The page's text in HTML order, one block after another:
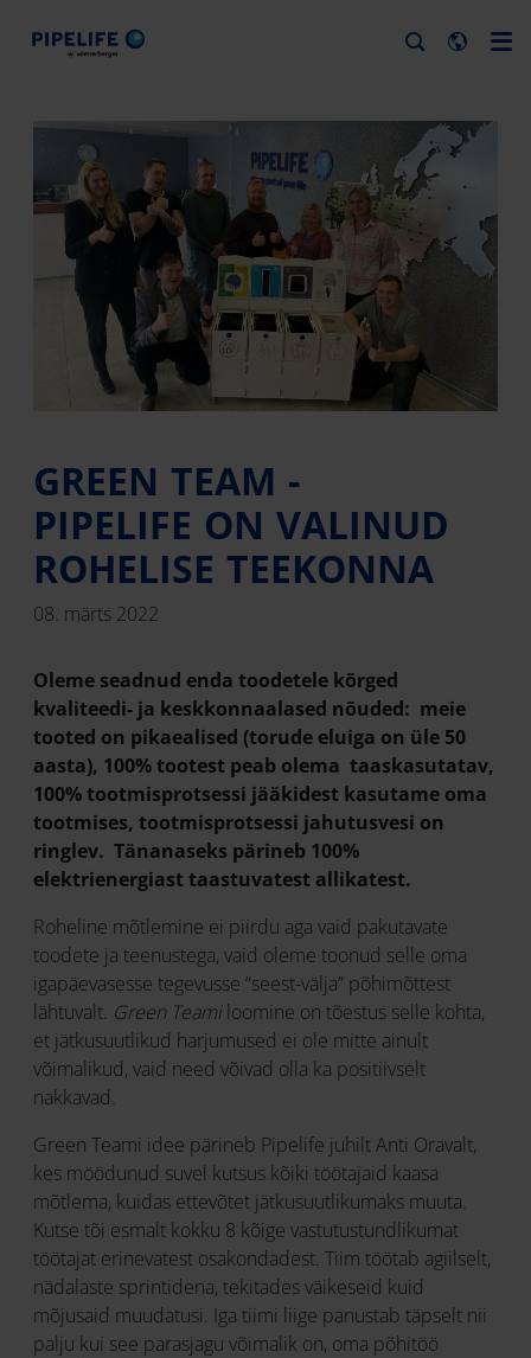
GREEN TEAM -
PIPELIFE ON VALINUD
ROHELISE TEEKONNA
08. märts 2022
Oleme seadnud enda toodetele kõrged
kvaliteedi- ja keskkonnaalased nõuded: meie
tooted on pikaealised (torude eluiga on üle 50
aasta), 100% tootest peab olema taaskasutatav,
100% tootmisprotsessi jääkidest kasutame oma
tootmises, tootmisprotsessi jahutusvesi on
ringlev. Tänanaseks pärineb 100%
elektrienergiast taastuvatest allikatest.
Roheline mõtlemine ei piirdu aga vaid pakutavate
toodete ja teenustega, vaid oleme toonud selle oma
igapäevasesse tegevusse “seest-välja” põhimõttest
lähtuvalt. Green Teamiloomine on tõestus selle kohta,
et jätkusuutlikud harjumused ei ole mitte ainult
võimalikud, vaid need võivad olla ka positiivselt
nakkavad.
Green Teami idee pärineb Pipelife juhilt Anti Oravalt,
kes möödunud suvel kutsus kõiki töötajaid kaasa
mõtlema, kuidas ettevõtet jätkusuutlikumaks muuta.
Kutse tõi esmalt kokku 8 kõige vastutustundlikumat
töötajat erinevatest osakondadest. Tiim töötab agiilselt,
nädalaste sprintidena, tekitades väikeseid kuid
mõjusaid muudatusi. Iga tiimi liige panustab täpselt nii
palju kui see parasjagu võimalik on, oma põhitöö